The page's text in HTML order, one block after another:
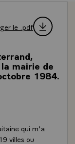
le .pdf
mairie de
1984.
qui m'a
villes ou